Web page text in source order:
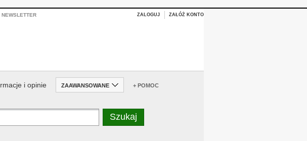
NEWSLETTER ZALOGUJ ZAŁÓŻ KONTO
i opinie ZAAWANSOWANE + POMOC